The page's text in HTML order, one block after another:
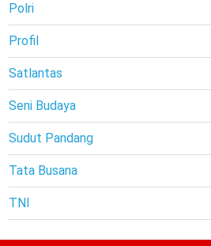
Polri
Profil
Satlantas
Seni Budaya
Sudut Pandang
Tata Busana
TNI